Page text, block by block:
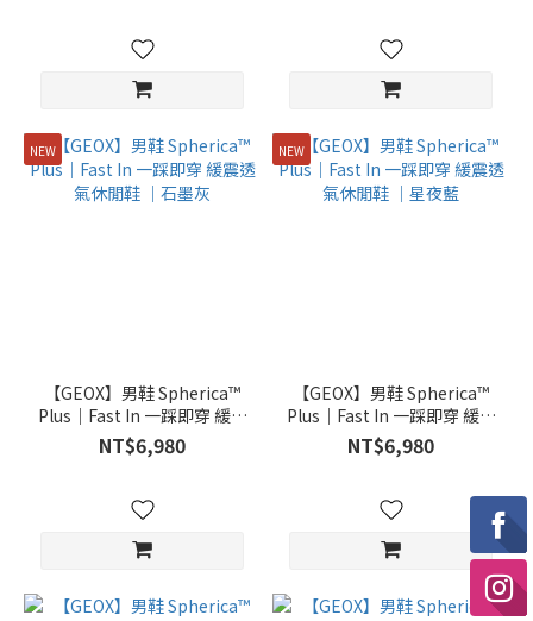
NEW
【GEOX】男鞋 Spherica™
Plus｜Fast In 一踩即穿 緩震
透氣休閒鞋 ｜石墨灰
NT$6,980
NEW
【GEOX】男鞋 Spherica™
Plus｜Fast In 一踩即穿 緩震
透氣休閒鞋 ｜星夜藍
NT$6,980